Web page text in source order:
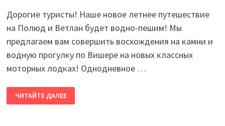
Дорогие туристы! Наше новое летнее путешествие
на Полюд и Ветлан будет водно-пешим! Мы
предлагаем вам совершить восхождения на камни и
водную прогулку по Вишере на новых классных
моторных лодках! Однодневное …
РАССВЕТ
-ТУР
НА
ЧИТАЙТЕ ДАЛЕЕ